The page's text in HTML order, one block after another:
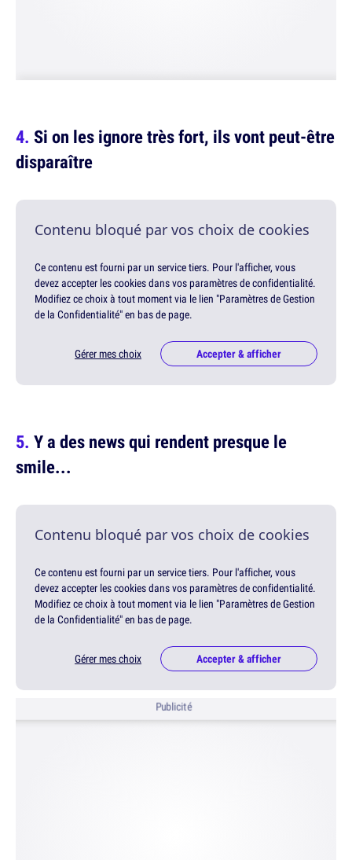
Si on les ignore très fort, ils vont peut-être
disparaître
Contenu bloqué par vos choix de cookies
Ce contenu est fourni par un service tiers. Pour l'afficher, vous
devez accepter les cookies dans vos paramètres de confidentialité.
Modifiez ce choix à tout moment via le lien "Paramètres de Gestion
de la Confidentialité" en bas de page.
Gérer mes choix Accepter & afficher
Y a des news qui rendent presque le
smile...
Contenu bloqué par vos choix de cookies
Ce contenu est fourni par un service tiers. Pour l'afficher, vous
devez accepter les cookies dans vos paramètres de confidentialité.
Modifiez ce choix à tout moment via le lien "Paramètres de Gestion
de la Confidentialité" en bas de page.
Gérer mes choix Accepter & afficher
Publicité